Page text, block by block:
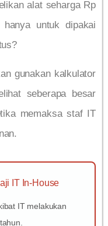
alat seharga Rp
untuk dipakai
gunakan kalkulator
seberapa besar
memaksa staf IT
IT In-House
IT melakukan